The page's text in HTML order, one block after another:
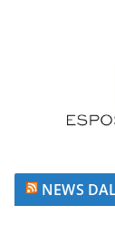
NEWS